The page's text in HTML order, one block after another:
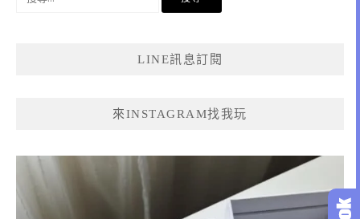
LINE訊息訂閱
來INSTAGRAM找我玩